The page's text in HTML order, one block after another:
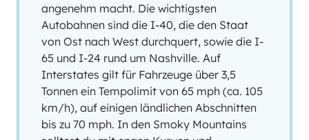
angenehm macht. Die wichtigsten
Autobahnen sind die I-40, die den Staat
von Ost nach West durchquert, sowie die I-
65 und I-24 rund um Nashville. Auf
Interstates gilt für Fahrzeuge über 3,5
Tonnen ein Tempolimit von 65 mph (ca. 105
km/h), auf einigen ländlichen Abschnitten
bis zu 70 mph. In den Smoky Mountains